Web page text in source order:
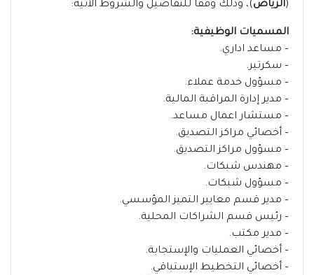
(الرياض)، وذلك وفقاً للتفاصيل والشروط الآتية:
المسميات الوظيفية:
– مساعد اداري.
– سكرتير.
– مسؤول خدمة عملاء.
– مدير إدارة المراقبة المالية.
– مستشار اعمال مساعد.
– أخصائي مراكز التصديق.
– مسؤول مراكز التصديق.
– مهندس شبكات.
– مسؤول شبكات.
– مدير قسم معايير التميز المؤسسي.
– رئيس قسم الشراكات المحلية.
– مدير مكتب.
– أخصائي العمليات والإستجابة.
– أخصائي التخطيط الإستباقي.